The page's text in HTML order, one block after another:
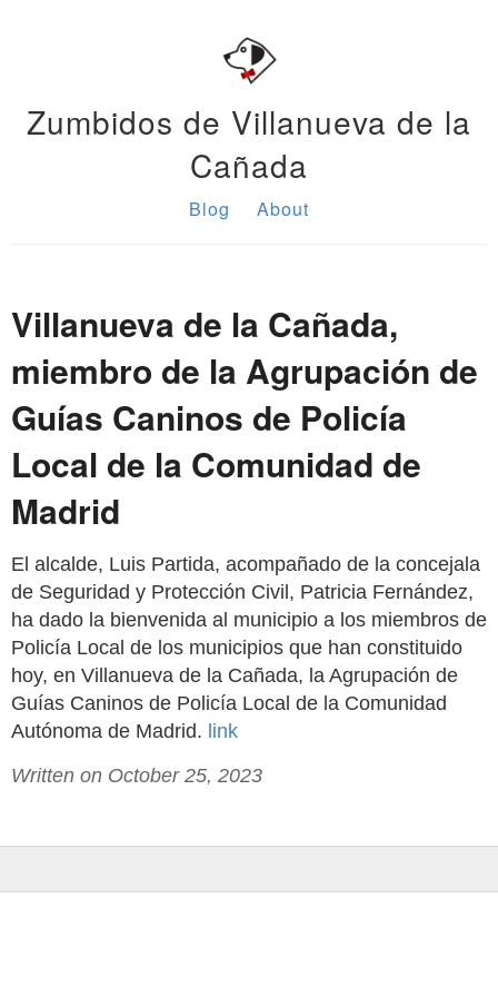
Zumbidos de Villanueva de la
Cañada
Blog About
Villanueva de la Cañada,
miembro de la Agrupación de
Guías Caninos de Policía
Local de la Comunidad de
Madrid
El alcalde, Luis Partida, acompañado de la concejala
de Seguridad y Protección Civil, Patricia Fernández,
ha dado la bienvenida al municipio a los miembros de
Policía Local de los municipios que han constituido
hoy, en Villanueva de la Cañada, la Agrupación de
Guías Caninos de Policía Local de la Comunidad
Autónoma de Madrid. link
Written on October 25, 2023